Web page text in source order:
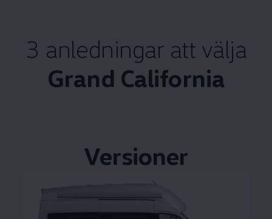
3 anledningar att välja
Grand California
Versioner